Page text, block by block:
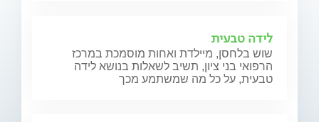
לידה טבעית
שוש בלחסן, מיילדת ואחות מוסמכת במרכז
הרפואי בני ציון, תשיב לשאלות בנושא לידה
טבעית, על כל מה שמשתמע מכך